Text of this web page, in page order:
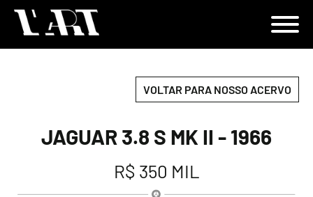
VOLTAR PARA NOSSO ACERVO
JAGUAR 3.8 S MK II - 1966
R$ 350 MIL